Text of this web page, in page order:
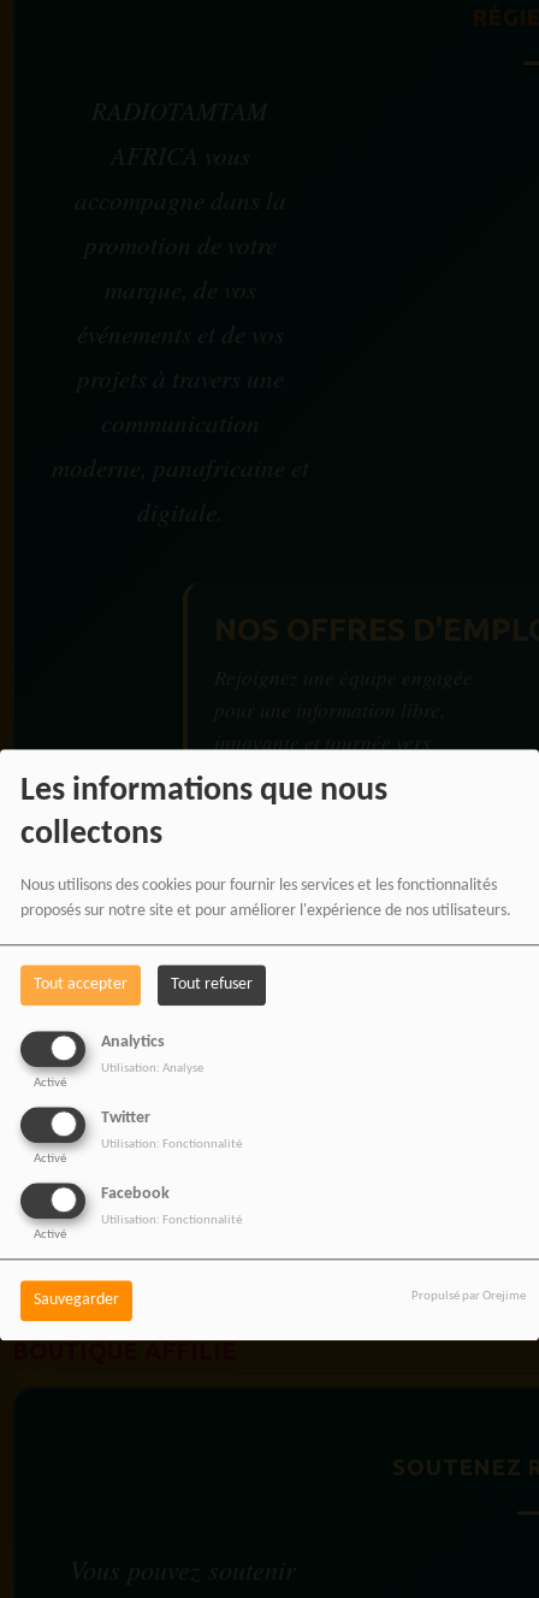
Les informations que nous
collectons
Nous utilisons des cookies pour fournir les services et les fonctionnalités
proposés sur notre site et pour améliorer l'expérience de nos utilisateurs.
Tout accepter Tout refuser
Analytics
Activé
Utilisation: Analyse
Twitter
Activé
Utilisation: Fonctionnalité
Facebook
Activé
Utilisation: Fonctionnalité
Sauvegarder Propulsé par Orejime
RADIOTAMTAM
AFRICA vous
accompagne dans la
promotion de votre
marque, de vos
événements et de vos
projets à travers une
communication
moderne, panafricaine et
digitale.
innovante et tournée vers
RADIOTAMTAM
AFRICA — LA PAROLE
EST UNE FORCE
BOUTIQUE AFFILIÉ
SOUTENEZ
Vous pouvez soutenir